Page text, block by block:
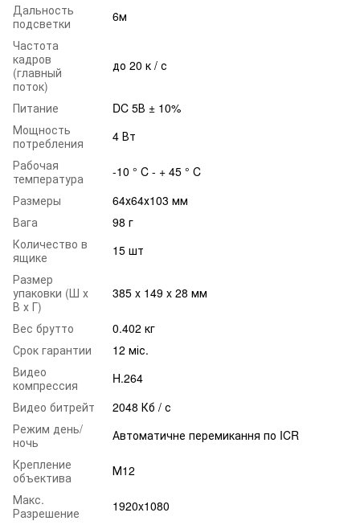
Дальность
подсветки
6м
Частота
кадров
(главный
поток)
до 20 к / с
Питание
DC 5В ± 10%
Мощность
потребления
4 Вт
Рабочая
температура
-10 ° C - + 45 ° C
Размеры
64х64х103 мм
Вага
98 г
Количество в
ящике
15 шт
Размер
упаковки (Ш х
В х Г)
385 x 149 x 28 мм
Вес брутто
0.402 кг
Срок гарантии
12 міс.
Видео
компрессия
H.264
Видео битрейт
2048 Кб / с
Режим день/
ночь
Автоматичне перемикання по ICR
Крепление
объектива
М12
Макс.
Разрешение
1920x1080